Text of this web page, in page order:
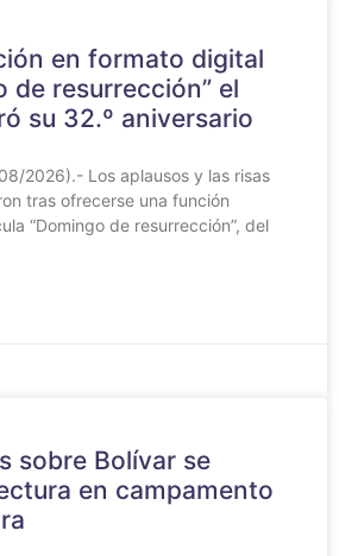
en formato digital
de resurrección” el
su 32.º aniversario
2026).- Los aplausos y las risas
tras ofrecerse una función
“Domingo de resurrección”, del
sobre Bolívar se
en campamento